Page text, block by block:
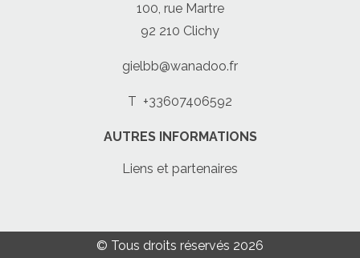
100, rue Martre
92 210 Clichy
gielbb@wanadoo.fr
T +33607406592
AUTRES INFORMATIONS
Liens et partenaires
© Tous droits réservés 2026